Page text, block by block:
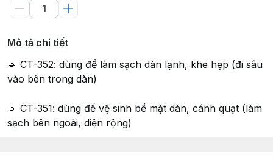
Mô tả chi tiết
🔹 CT-352: dùng để làm sạch dàn lạnh, khe hẹp (đi sâu
vào bên trong dàn)
🔹 CT-351: dùng để vệ sinh bề mặt dàn, cánh quạt (làm
sạch bên ngoài, diện rộng)